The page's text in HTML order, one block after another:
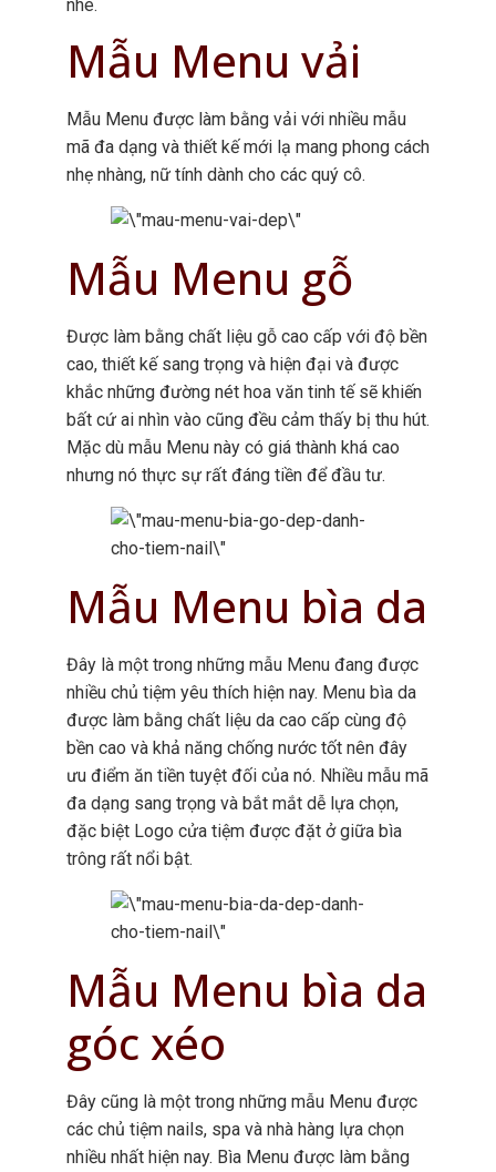
nhé.
Mẫu Menu vải
Mẫu Menu được làm bằng vải với nhiều mẫu
mã đa dạng và thiết kế mới lạ mang phong cách
nhẹ nhàng, nữ tính dành cho các quý cô.
Mẫu Menu gỗ
Được làm bằng chất liệu gỗ cao cấp với độ bền
cao, thiết kế sang trọng và hiện đại và được
khắc những đường nét hoa văn tinh tế sẽ khiến
bất cứ ai nhìn vào cũng đều cảm thấy bị thu hút.
Mặc dù mẫu Menu này có giá thành khá cao
nhưng nó thực sự rất đáng tiền để đầu tư.
Mẫu Menu bìa da
Đây là một trong những mẫu Menu đang được
nhiều chủ tiệm yêu thích hiện nay. Menu bìa da
được làm bằng chất liệu da cao cấp cùng độ
bền cao và khả năng chống nước tốt nên đây
ưu điểm ăn tiền tuyệt đối của nó. Nhiều mẫu mã
đa dạng sang trọng và bắt mắt dễ lựa chọn,
đặc biệt Logo cửa tiệm được đặt ở giữa bìa
trông rất nổi bật.
Mẫu Menu bìa da
góc xéo
Đây cũng là một trong những mẫu Menu được
các chủ tiệm nails, spa và nhà hàng lựa chọn
nhiều nhất hiện nay. Bìa Menu được làm bằng